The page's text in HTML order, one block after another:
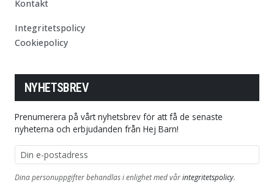
Kontakt
Integritetspolicy
Cookiepolicy
NYHETSBREV
Prenumerera på vårt nyhetsbrev för att få de senaste
nyheterna och erbjudanden från Hej Barn!
E-postadress
Dina personuppgifter behandlas i enlighet med vårintegritetspolicy.